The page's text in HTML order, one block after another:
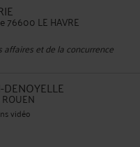
76600 LE HAVRE
et de la concurrence
vidéo